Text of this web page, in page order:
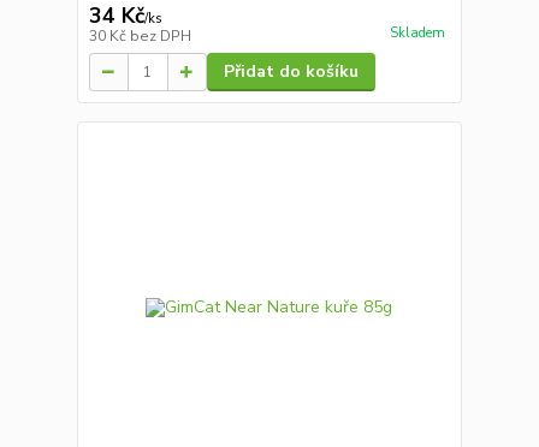
34 Kč/ks
30 Kč bez DPH Skladem
Přidat do košíku